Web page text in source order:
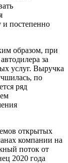
и постепенно
образом, при
за
услуг. Выручка
по
ряд
открытых
компании на
поток от
2020 года